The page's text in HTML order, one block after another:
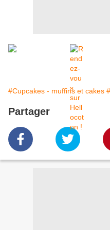
#Cupcakes - muffins et cakes
Partager